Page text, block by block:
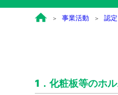
事業活動 認
1．化粧板等のホ